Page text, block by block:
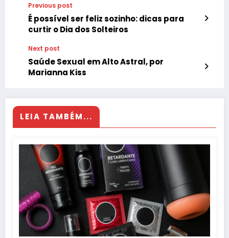
Previous post
É possível ser feliz sozinho: dicas para
curtir o Dia dos Solteiros
Next post
Saúde Sexual em Alto Astral, por
Marianna Kiss
LEIA TAMBÉM...